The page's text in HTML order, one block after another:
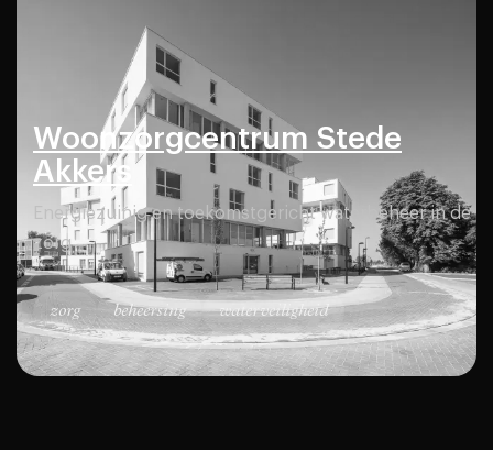
Woonzorgcentrum Stede
Akkers
Energiezuinig en toekomstgericht waterbeheer in de
zorg
zorg beheersing waterveiligheid